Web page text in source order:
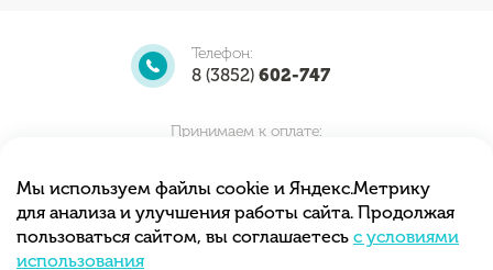
Телефон:
8 (3852) 602-747
Мы принимаем заказы круглосуточно.
Принимаем к оплате:
Мы используем файлы cookie и Яндекс.Метрику
для анализа и улучшения работы сайта. Продолжая
пользоваться сайтом, вы соглашаетесь с условиями
использования